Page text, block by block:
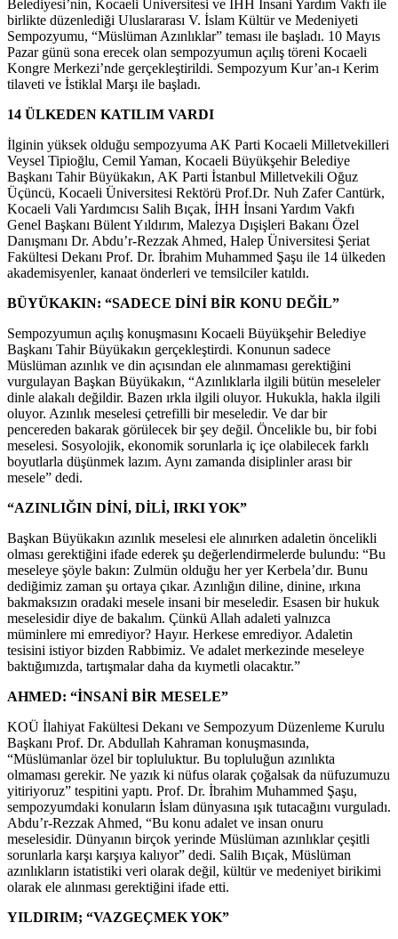
Belediyesi’nin, Kocaeli Üniversitesi ve İHH İnsani Yardım Vakfı ile
birlikte düzenlediği Uluslararası V. İslam Kültür ve Medeniyeti
Sempozyumu, “Müslüman Azınlıklar” teması ile başladı. 10 Mayıs
Pazar günü sona erecek olan sempozyumun açılış töreni Kocaeli
Kongre Merkezi’nde gerçekleştirildi. Sempozyum Kur’an-ı Kerim
tilaveti ve İstiklal Marşı ile başladı.
14 ÜLKEDEN KATILIM VARDI
İlginin yüksek olduğu sempozyuma AK Parti Kocaeli Milletvekilleri
Veysel Tipioğlu, Cemil Yaman, Kocaeli Büyükşehir Belediye
Başkanı Tahir Büyükakın, AK Parti İstanbul Milletvekili Oğuz
Üçüncü, Kocaeli Üniversitesi Rektörü Prof.Dr. Nuh Zafer Cantürk,
Kocaeli Vali Yardımcısı Salih Bıçak, İHH İnsani Yardım Vakfı
Genel Başkanı Bülent Yıldırım, Malezya Dışişleri Bakanı Özel
Danışmanı Dr. Abdu’r-Rezzak Ahmed, Halep Üniversitesi Şeriat
Fakültesi Dekanı Prof. Dr. İbrahim Muhammed Şaşu ile 14 ülkeden
akademisyenler, kanaat önderleri ve temsilciler katıldı.
BÜYÜKAKIN: “SADECE DİNİ BİR KONU DEĞİL”
Sempozyumun açılış konuşmasını Kocaeli Büyükşehir Belediye
Başkanı Tahir Büyükakın gerçekleştirdi. Konunun sadece
Müslüman azınlık ve din açısından ele alınmaması gerektiğini
vurgulayan Başkan Büyükakın, “Azınlıklarla ilgili bütün meseleler
dinle alakalı değildir. Bazen ırkla ilgili oluyor. Hukukla, hakla ilgili
oluyor. Azınlık meselesi çetrefilli bir meseledir. Ve dar bir
pencereden bakarak görülecek bir şey değil. Öncelikle bu, bir fobi
meselesi. Sosyolojik, ekonomik sorunlarla iç içe olabilecek farklı
boyutlarla düşünmek lazım. Aynı zamanda disiplinler arası bir
mesele” dedi.
“AZINLIĞIN DİNİ, DİLİ, IRKI YOK”
Başkan Büyükakın azınlık meselesi ele alınırken adaletin öncelikli
olması gerektiğini ifade ederek şu değerlendirmelerde bulundu: “Bu
meseleye şöyle bakın: Zulmün olduğu her yer Kerbela’dır. Bunu
dediğimiz zaman şu ortaya çıkar. Azınlığın diline, dinine, ırkına
bakmaksızın oradaki mesele insani bir meseledir. Esasen bir hukuk
meselesidir diye de bakalım. Çünkü Allah adaleti yalnızca
müminlere mi emrediyor? Hayır. Herkese emrediyor. Adaletin
tesisini istiyor bizden Rabbimiz. Ve adalet merkezinde meseleye
baktığımızda, tartışmalar daha da kıymetli olacaktır.”
AHMED: “İNSANİ BİR MESELE”
KOÜ İlahiyat Fakültesi Dekanı ve Sempozyum Düzenleme Kurulu
Başkanı Prof. Dr. Abdullah Kahraman konuşmasında,
“Müslümanlar özel bir topluluktur. Bu topluluğun azınlıkta
olmaması gerekir. Ne yazık ki nüfus olarak çoğalsak da nüfuzumuzu
yitiriyoruz” tespitini yaptı. Prof. Dr. İbrahim Muhammed Şaşu,
sempozyumdaki konuların İslam dünyasına ışık tutacağını vurguladı.
Abdu’r-Rezzak Ahmed, “Bu konu adalet ve insan onuru
meselesidir. Dünyanın birçok yerinde Müslüman azınlıklar çeşitli
sorunlarla karşı karşıya kalıyor” dedi. Salih Bıçak, Müslüman
azınlıkların istatistiki veri olarak değil, kültür ve medeniyet birikimi
olarak ele alınması gerektiğini ifade etti.
YILDIRIM; “VAZGEÇMEK YOK”